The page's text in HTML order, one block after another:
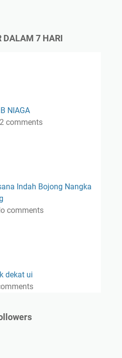
DALAM 7 HARI
NIAGA
comments
Indah Bojong Nangka
comments
dekat ui